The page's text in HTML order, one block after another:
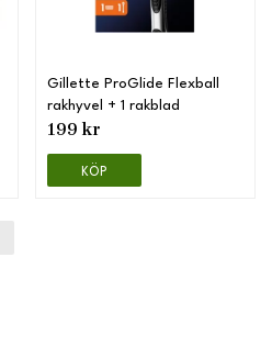
Gillette ProGlide Flexball
rakhyvel + 1 rakblad
199 kr
KÖP